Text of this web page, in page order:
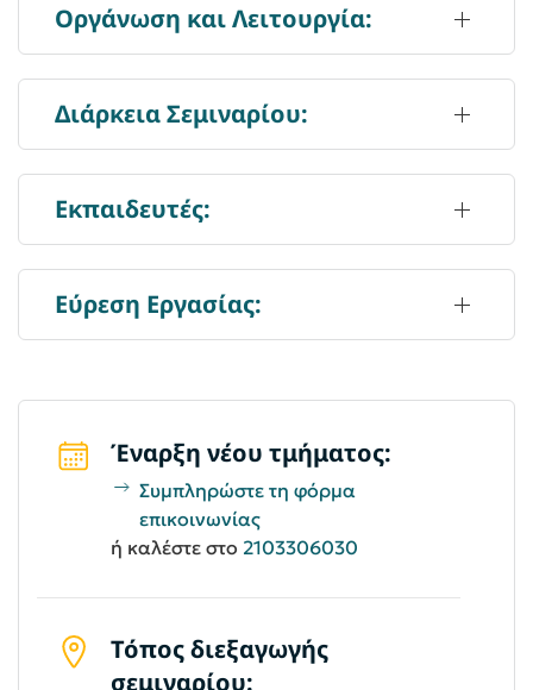
Οργάνωση και Λειτουργία:
Διάρκεια Σεμιναρίου:
Εκπαιδευτές:
Εύρεση Εργασίας:
Έναρξη νέου τμήματος:
Συμπληρώστε τη φόρμα
επικοινωνίας
ή καλέστε στο 2103306030
Τόπος διεξαγωγής
σεμιναρίου: